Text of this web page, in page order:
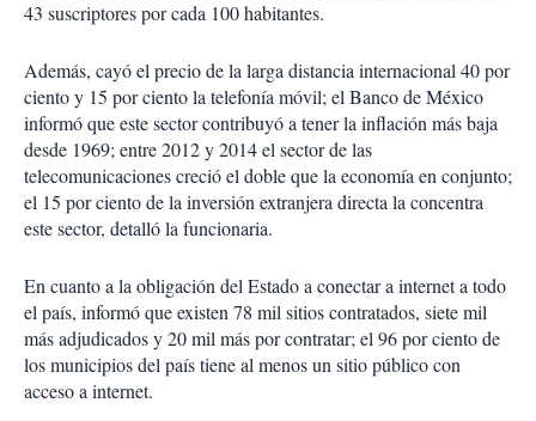
43 suscriptores por cada 100 habitantes.
Además, cayó el precio de la larga distancia internacional 40 por
ciento y 15 por ciento la telefonía móvil; el Banco de México
informó que este sector contribuyó a tener la inflación más baja
desde 1969; entre 2012 y 2014 el sector de las
telecomunicaciones creció el doble que la economía en conjunto;
el 15 por ciento de la inversión extranjera directa la concentra
este sector, detalló la funcionaria.
En cuanto a la obligación del Estado a conectar a internet a todo
el país, informó que existen 78 mil sitios contratados, siete mil
más adjudicados y 20 mil más por contratar; el 96 por ciento de
los municipios del país tiene al menos un sitio público con
acceso a internet.